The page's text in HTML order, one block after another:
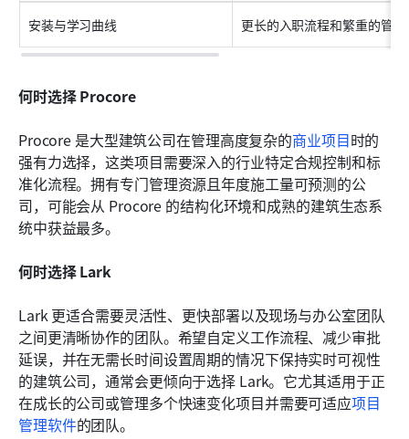
安装与学习曲线 更长的入职流程和繁重的管
何时选择 Procore
Procore 是大型建筑公司在管理高度复杂的商业项目时的
强有力选择，这类项目需要深入的行业特定合规控制和标
准化流程。拥有专门管理资源且年度施工量可预测的公
司，可能会从 Procore 的结构化环境和成熟的建筑生态系
统中获益最多。
何时选择 Lark
Lark 更适合需要灵活性、更快部署以及现场与办公室团队
之间更清晰协作的团队。希望自定义工作流程、减少审批
延误，并在无需长时间设置周期的情况下保持实时可视性
的建筑公司，通常会更倾向于选择 Lark。它尤其适用于正
在成长的公司或管理多个快速变化项目并需要可适应项目
管理软件的团队。